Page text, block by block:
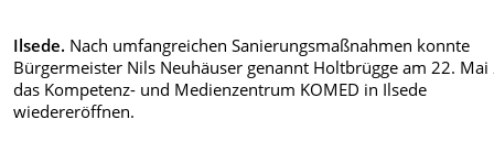
Ilsede. Nach umfangreichen Sanierungsmaßnahmen konnte
Bürgermeister Nils Neuhäuser genannt Holtbrügge am 22.
das Kompetenz- und Medienzentrum KOMED in Ilsede
wiedereröffnen.